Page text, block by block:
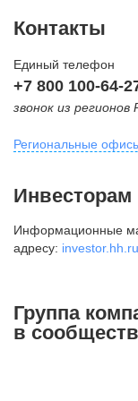
Контакты
Единый телефон
+7 800 100-64-
звонок из
Региональные
внутригородская
Муниципальный
2-я Брестская ул., д.
+7 495 980-64-27
Инвесторам
Информационные
адресу: investor.hh.ru
Группа
в